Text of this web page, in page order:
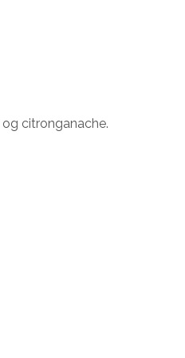
citronganache.